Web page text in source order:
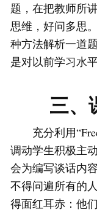
题，在把教师所
思维，好问多思
种方法解析一道
是对以前学习水
三、
充分利用
调动学生积极主
会为编写谈话内
不得问遍所有的
得面红耳赤：他